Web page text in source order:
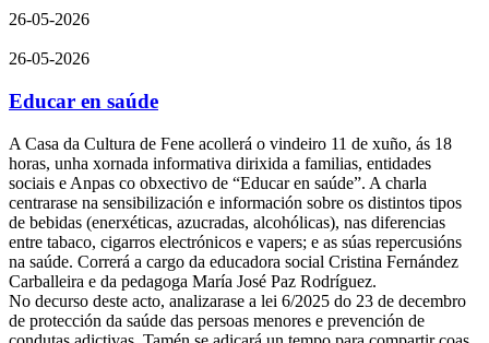
26-05-2026
26-05-2026
Educar en saúde
A Casa da Cultura de Fene acollerá o vindeiro 11 de xuño, ás 18
horas, unha xornada informativa dirixida a familias, entidades
sociais e Anpas co obxectivo de “Educar en saúde”. A charla
centrarase na sensibilización e información sobre os distintos tipos
de bebidas (enerxéticas, azucradas, alcohólicas), nas diferencias
entre tabaco, cigarros electrónicos e vapers; e as súas repercusións
na saúde. Correrá a cargo da educadora social Cristina Fernández
Carballeira e da pedagoga María José Paz Rodríguez.
No decurso deste acto, analizarase a lei 6/2025 do 23 de decembro
de protección da saúde das persoas menores e prevención de